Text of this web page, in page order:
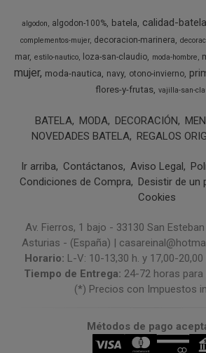
algodon algodon-100% batela calidad-batela
complementos-mujer decoracion-marinera
mar estilo-nautico loza-san-claudio moda-hombre
mujer moda-nautica navy otono-invierno
flores-y-frutas vajilla-san-
BATELA MODA DECORACIÓN
NOVEDADES BATELA
REGALOS
Ir arriba Contáctanos Aviso Legal
Condiciones de Compra
Desistir de un
Cookies
Av. Fierros, 1 bajo - 33130 San
Asturias - (España) |
Horario: L-V: 10-13,30 h. y 17,00-20,00
Tiempo de Entrega: 24-72 horas
(*) Precios con Impuestos
Métodos de pago